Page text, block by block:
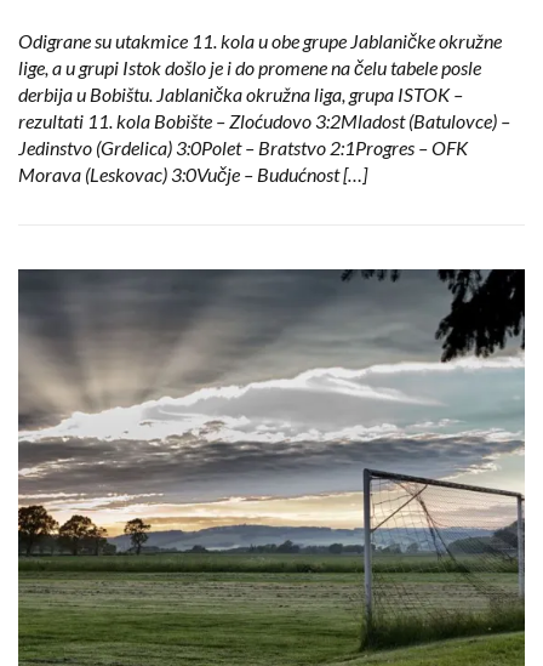
Odigrane su utakmice 11. kola u obe grupe Jablaničke okružne
lige, a u grupi Istok došlo je i do promene na čelu tabele posle
derbija u Bobištu. Jablanička okružna liga, grupa ISTOK –
rezultati 11. kola Bobište – Zloćudovo 3:2Mladost (Batulovce) –
Jedinstvo (Grdelica) 3:0Polet – Bratstvo 2:1Progres – OFK
Morava (Leskovac) 3:0Vučje – Budućnost […]